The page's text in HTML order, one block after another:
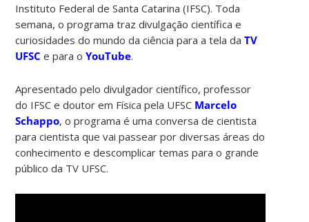
Instituto Federal de Santa Catarina (IFSC). Toda
semana, o programa traz divulgação científica e
curiosidades do mundo da ciência para a tela daTV
UFSC e para oYouTube.
Apresentado pelo divulgador científico, professor
do IFSC e doutor em Física pela UFSC Marcelo
Schappo, o programa é uma conversa de cientista
para cientista que vai passear por diversas áreas do
conhecimento e descomplicar temas para o grande
público da TV UFSC.